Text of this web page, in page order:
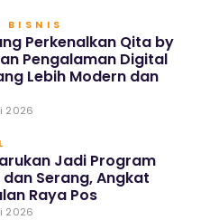
BISNIS
Perkenalkan Qita by
Pengalaman Digital
Lebih Modern dan
2026
Jadi Program
Serang, Angkat
Raya Pos
2026